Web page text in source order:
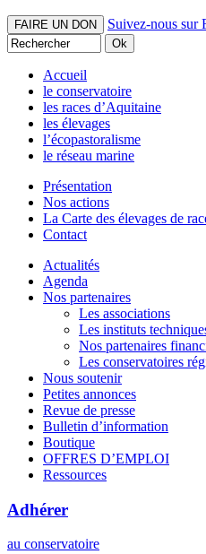
FAIRE UN DON Suivez-nous sur
Accueil
le conservatoire
les races d’Aquitaine
les élevages
l’écopastoralisme
le réseau marine
Présentation
Nos actions
La Carte des élevages de
Contact
Actualités
Agenda
Nos partenaires
Les associations
Les instituts
Nos partenaires
Les conservatoires
Nous soutenir
Petites annonces
Revue de presse
Bulletin d’information
Boutique
OFFRES D’EMPLOI
Ressources
Adhérer
au conservatoire